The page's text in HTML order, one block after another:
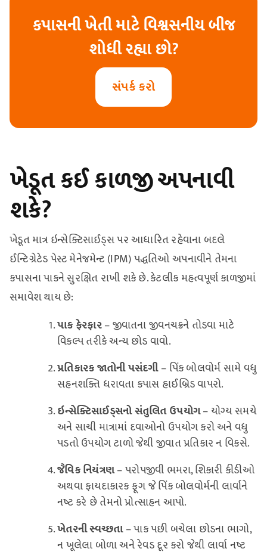
કપાસની ખેતી માટે વિશ્વસનીય બીજ
શોધી રહ્યા છો?
સંપર્ક કરો
ખેડૂત કઈ કાળજી અપનાવી
શકે?
ખેડૂત માત્ર ઇન્સેક્ટિસાઈડ્સ પર આધારિત રહેવાના બદલે
ઈન્ટિગ્રેટેડ પેસ્ટ મેનેજમેન્ટ (IPM) પદ્ધતિઓ અપનાવીને તેમના
કપાસના પાકને સુરક્ષિત રાખી શકે છે. કેટલીક મહત્વપૂર્ણ કાળજીમાં
સમાવેશ થાય છે:
પાક ફેરફાર– જીવાતના જીવનચક્રને તોડવા માટે
વિકલ્પ તરીકે અન્ય છોડ વાવો.
પ્રતિકારક જાતોની પસંદગી– પિંક બોલવોર્મ સામે વધુ
સહનશક્તિ ધરાવતા કપાસ હાઈબ્રિડ વાપરો.
ઇન્સેક્ટિસાઈડ્સનો સંતુલિત ઉપયોગ– યોગ્ય સમયે
અને સાચી માત્રામાં દવાઓનો ઉપયોગ કરો અને વધુ
પડતો ઉપયોગ ટાળો જેથી જીવાત પ્રતિકાર ન વિકસે.
જૈવિક નિયંત્રણ– પરોપજીવી ભમરા, શિકારી કીડીઓ
અથવા ફાયદાકારક ફૂગ જે પિંક બોલવોર્મની લાર્વાને
નષ્ટ કરે છે તેમનો પ્રોત્સાહન આપો.
ખેતરની સ્વચ્છતા– પાક પછી બચેલા છોડના ભાગો,
ન ખૂલેલા બોળા અને રેવડ દૂર કરો જેથી લાર્વા નષ્ટ